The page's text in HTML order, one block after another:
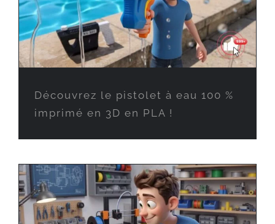
Découvrez le pistolet à eau 100 %
imprimé en 3D en PLA !